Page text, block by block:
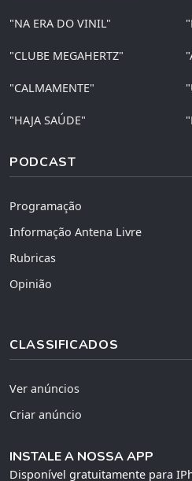
"NA ERA DO VINIL"
"CLUBE MEGAHERTZ"
"CALMAMENTE"
"HAJA SAÚDE"
PODCAST
Programação
Informação Antena Livre
Rubricas
Opinião
CLASSIFICADOS
Ver anúncios
Criar anúncio
INSTALE A NOSSA APP
Disponível gratuitamente para